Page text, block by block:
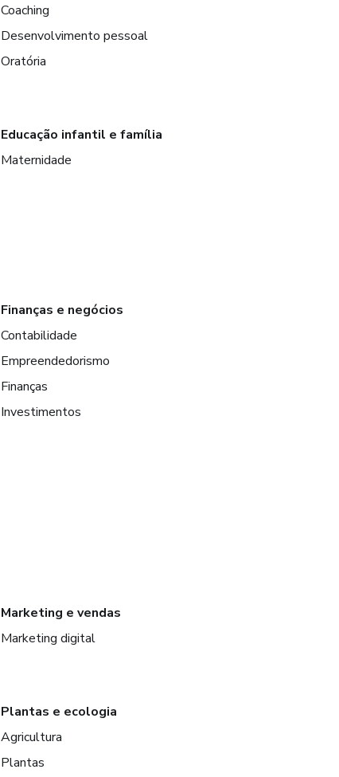
Coaching
Desenvolvimento pessoal
Oratória
Educação infantil e família
Maternidade
Finanças e negócios
Contabilidade
Empreendedorismo
Finanças
Investimentos
Marketing e vendas
Marketing digital
Plantas e ecologia
Agricultura
Plantas